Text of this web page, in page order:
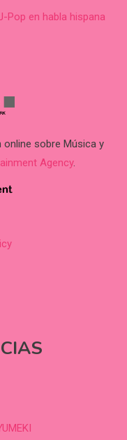
en habla hispana
online sobre Música y
Agency.